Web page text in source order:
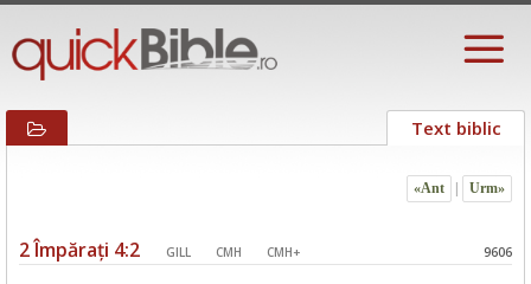
Text biblic
«Ant Urm»
2 Împărați 4:2 GILL CMH CMH+ 9606